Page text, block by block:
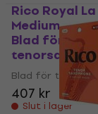
Rico Royal La
Medium
Blad för
tenorsaxofon
Blad för
407 kr
Slut i lager